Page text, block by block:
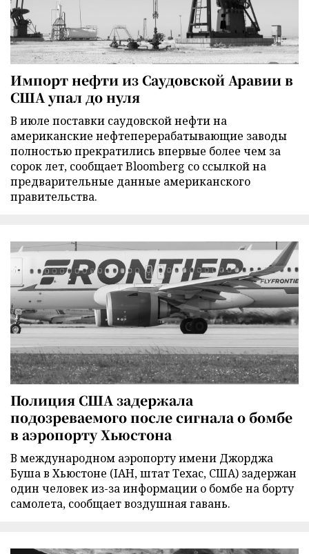
Импорт нефти из Саудовской Аравии в
США упал до нуля
В июле поставки саудовской нефти на
американские нефтеперерабатывающие заводы
полностью прекратились впервые более чем за
сорок лет, сообщает Bloomberg со ссылкой на
предварительные данные американского
правительства.
Полиция США задержала
подозреваемого после сигнала о бомбе
в аэропорту Хьюстона
В международном аэропорту имени Джорджа
Буша в Хьюстоне (IAH, штат Техас, США) задержан
один человек из-за информации о бомбе на борту
самолета, сообщает воздушная гавань.